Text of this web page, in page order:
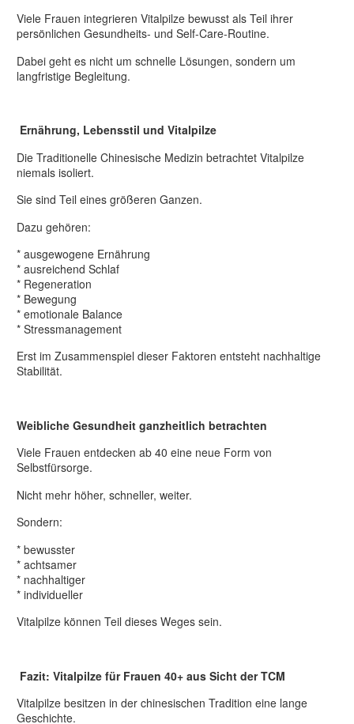
Viele Frauen integrieren Vitalpilze bewusst als Teil ihrer
persönlichen Gesundheits- und Self-Care-Routine.
Dabei geht es nicht um schnelle Lösungen, sondern um
langfristige Begleitung.
Ernährung, Lebensstil und Vitalpilze
Die Traditionelle Chinesische Medizin betrachtet Vitalpilze
niemals isoliert.
Sie sind Teil eines größeren Ganzen.
Dazu gehören:
* ausgewogene Ernährung
* ausreichend Schlaf
* Regeneration
* Bewegung
* emotionale Balance
* Stressmanagement
Erst im Zusammenspiel dieser Faktoren entsteht nachhaltige
Stabilität.
Weibliche Gesundheit ganzheitlich betrachten
Viele Frauen entdecken ab 40 eine neue Form von
Selbstfürsorge.
Nicht mehr höher, schneller, weiter.
Sondern:
* bewusster
* achtsamer
* nachhaltiger
* individueller
Vitalpilze können Teil dieses Weges sein.
Fazit: Vitalpilze für Frauen 40+ aus Sicht der TCM
Vitalpilze besitzen in der chinesischen Tradition eine lange
Geschichte.